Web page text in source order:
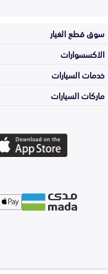
سوق قطع الغيار
الاكسسوارات
خدمات السيارات
ماركات السيارات